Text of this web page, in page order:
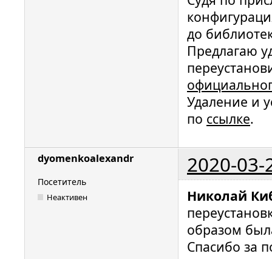
до
Предлагаю
Удаление и
по ссылке.
dyomenkoalexandr 2020-03-
Посетитель
Неактивен
Николай
образом
Спасибо за